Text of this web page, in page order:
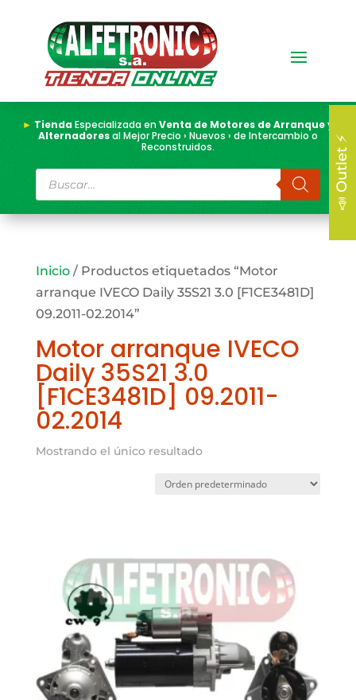
► TiendaEspecializada enVenta de Motores de Arranque y
Alternadoresal Mejor Precio › Nuevos › de Intercambio o
Reconstruidos.
Búsqueda
de
productos
Inicio/ Productos etiquetados “Motor
arranque IVECO Daily 35S21 3.0 [F1CE3481D]
09.2011-02.2014”
Motor arranque IVECO
Daily 35S21 3.0
[F1CE3481D] 09.2011-
02.2014
Mostrando el único resultado
📣 Outlet ⚡